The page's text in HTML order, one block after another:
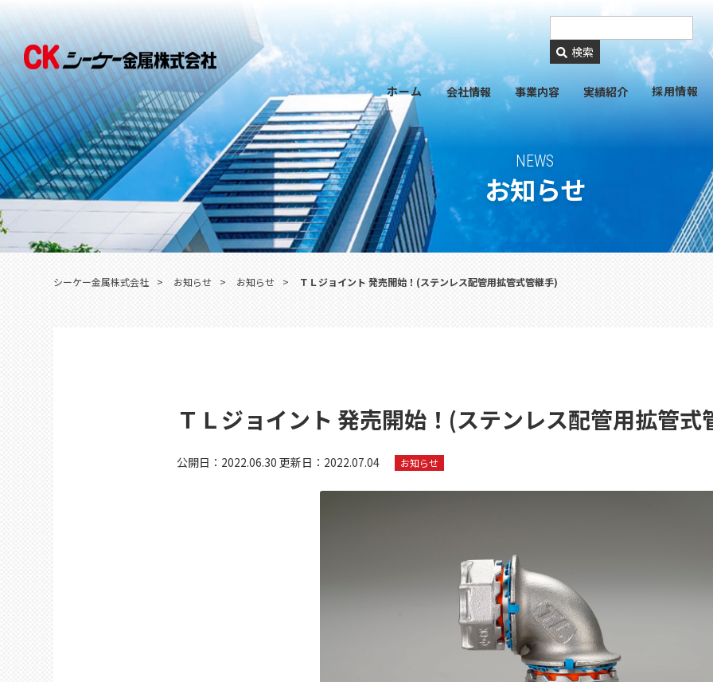
https://
検索
ホーム 会社情報 事業内容 実績紹介 採用情報
NEWS
お知らせ
シーケー金属株式会社 > お知らせ > お知らせ > ＴＬジョイント 発売開始！(ステンレス配管用拡管式管継手)
ＴＬジョイント 発売開始！(ステンレス配管用拡管式
公開日： 2022.06.30 更新日： 2022.07.04 お知らせ